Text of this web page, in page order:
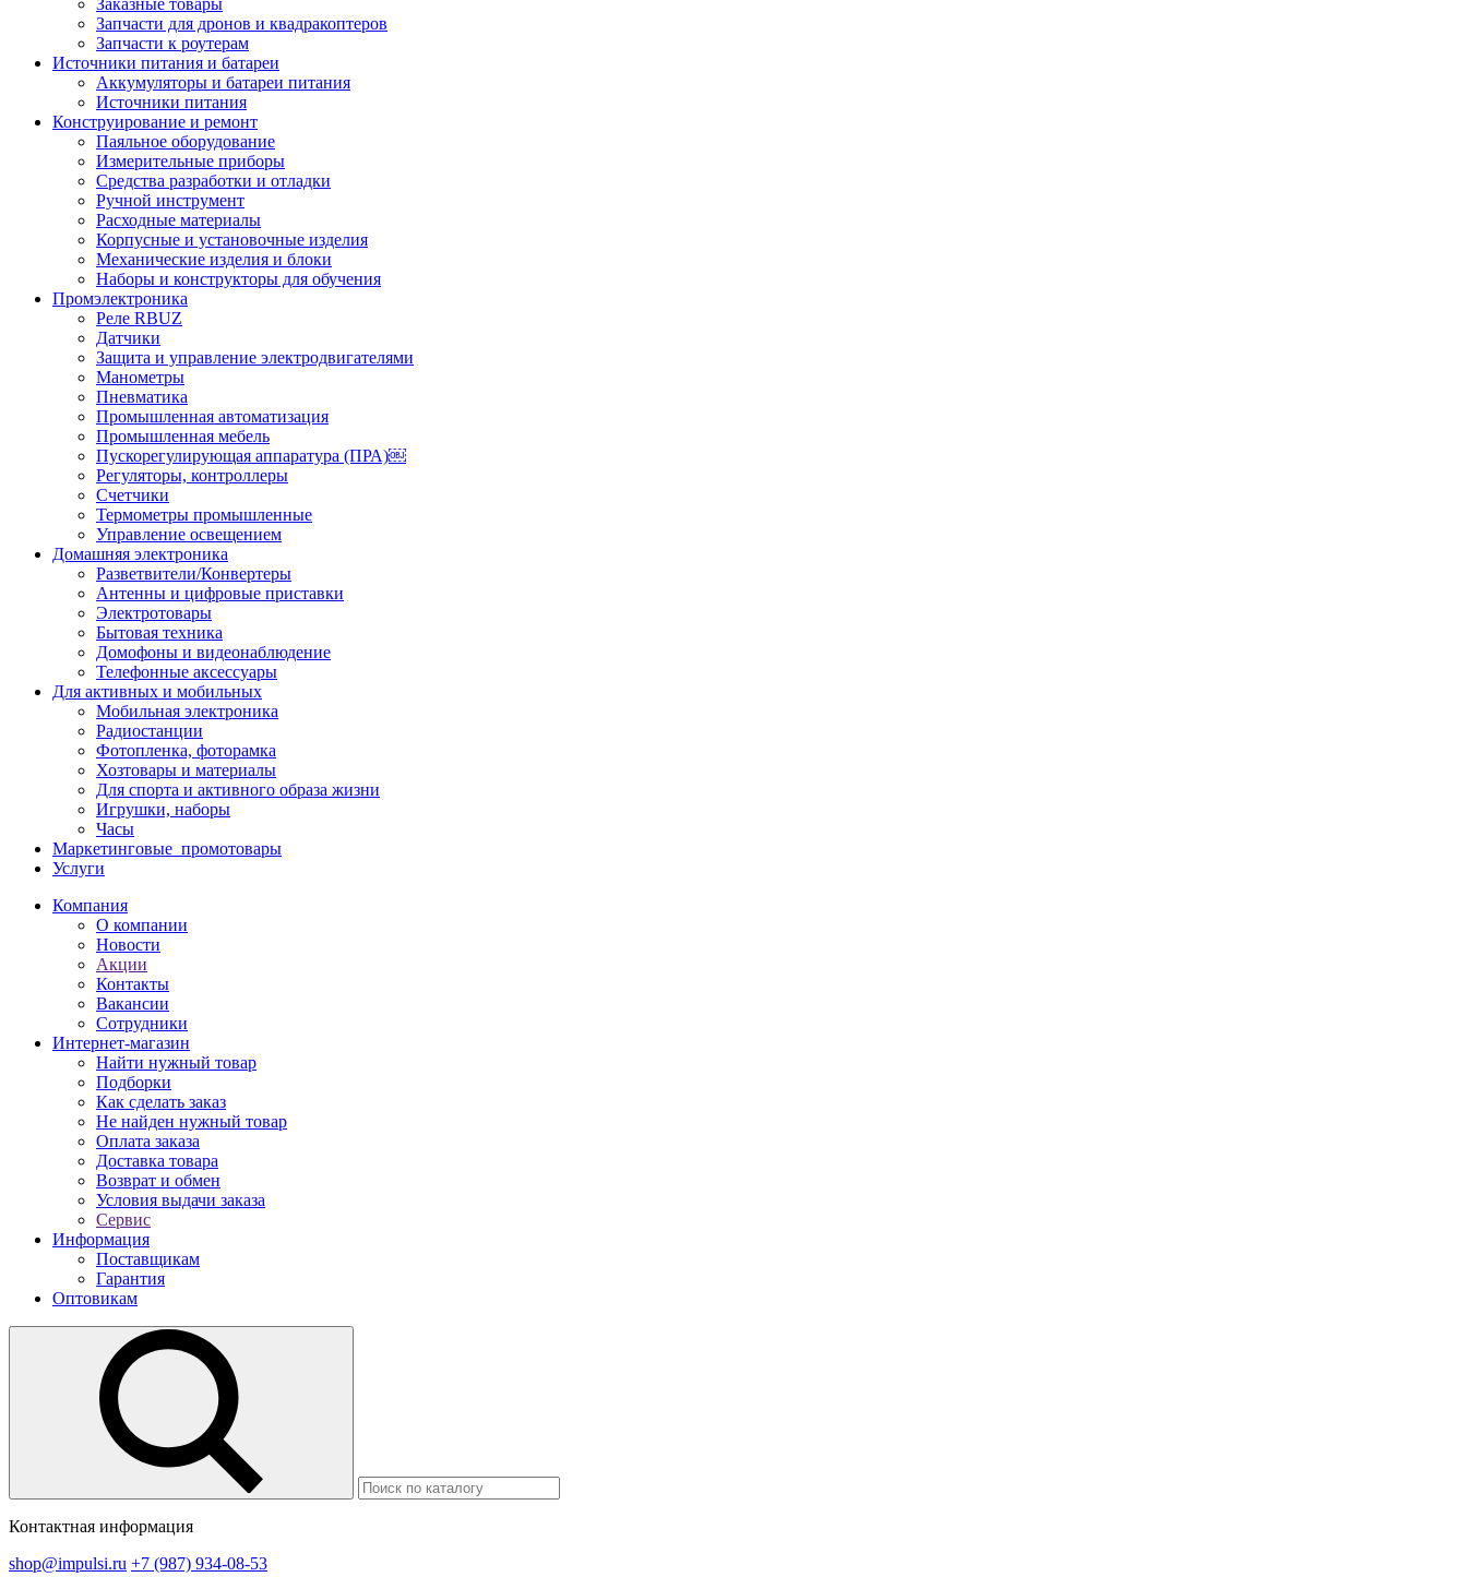
Заказные товары
Запчасти для дронов и квадракоптеров
Запчасти к роутерам
Источники питания и батареи
Аккумуляторы и батареи питания
Источники питания
Конструирование и ремонт
Паяльное оборудование
Измерительные приборы
Средства разработки и отладки
Ручной инструмент
Расходные материалы
Корпусные и установочные изделия
Механические изделия и блоки
Наборы и конструкторы для обучения
Промэлектроника
Реле RBUZ
Датчики
Защита и управление электродвигателями
Манометры
Пневматика
Промышленная автоматизация
Промышленная мебель
Пускорегулирующая аппаратура (ПРА)￼
Регуляторы, контроллеры
Счетчики
Термометры промышленные
Управление освещением
Домашняя электроника
Разветвители/Конвертеры
Антенны и цифровые приставки
Электротовары
Бытовая техника
Домофоны и видеонаблюдение
Телефонные аксессуары
Для активных и мобильных
Мобильная электроника
Радиостанции
Фотопленка, фоторамка
Хозтовары и материалы
Для спорта и активного образа жизни
Игрушки, наборы
Часы
Маркетинговые_промотовары
Услуги
Компания
О компании
Новости
Акции
Контакты
Вакансии
Сотрудники
Интернет-магазин
Найти нужный товар
Подборки
Как сделать заказ
Не найден нужный товар
Оплата заказа
Доставка товара
Возврат и обмен
Условия выдачи заказа
Сервис
Информация
Поставщикам
Гарантия
Оптовикам
Контактная информация
shop@impulsi.ru +7 (987) 934-08-53